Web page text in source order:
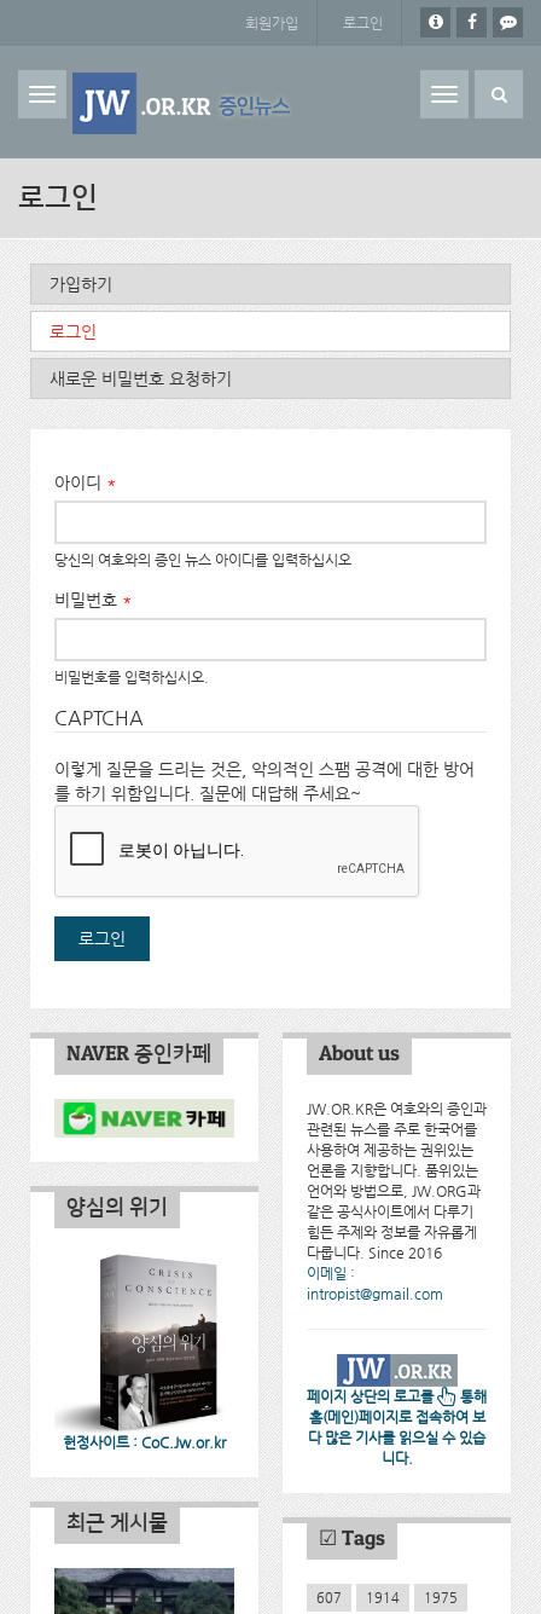
회원가입 로그인
Toggle
navigation
로그인
기본탭
가입하기
로그인
새로운 비밀번호 요청하기
아이디 *
당신의 여호와의 증인 뉴스 아이디를 입력하십시오
비밀번호 *
비밀번호를 입력하십시오.
CAPTCHA
이렇게 질문을 드리는 것은, 악의적인 스팸 공격에 대한 방어
를 하기 위함입니다. 질문에 대답해 주세요~
NAVER 증인카페 About us
JW.OR.KR은 여호와의 증인과
관련된 뉴스를 주로 한국어를
사용하여 제공하는 권위있는
언론을 지향합니다. 품위있는
언어와 방법으로, JW.ORG과
같은 공식사이트에서 다루기
힘든 주제와 정보를 자유롭게
다룹니다. Since 2016
이메일 :
intropist@gmail.com
페이지 상단의 로고를
통해
홈(메인)페이지로 접속하여 보
다 많은 기사를 읽으실 수 있습
니다.
양심의 위기
헌정사이트 : CoC.Jw.or.kr
최근 게시물
☑ Tags
607 1914 1975